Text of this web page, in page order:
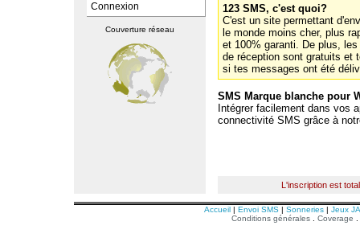
Connexion
Couverture réseau
123 SMS, c'est quoi?
C'est un site permettant
le monde moins cher, plus
et 100% garanti. De plus,
de réception sont gratuits et
si tes messages ont été
SMS Marque blanche pour
Intégrer facilement dans vos
connectivité SMS grâce à
L'inscription est
Accueil | Envoi SMS | Sonneries | Jeux
Conditions générales. Coverage